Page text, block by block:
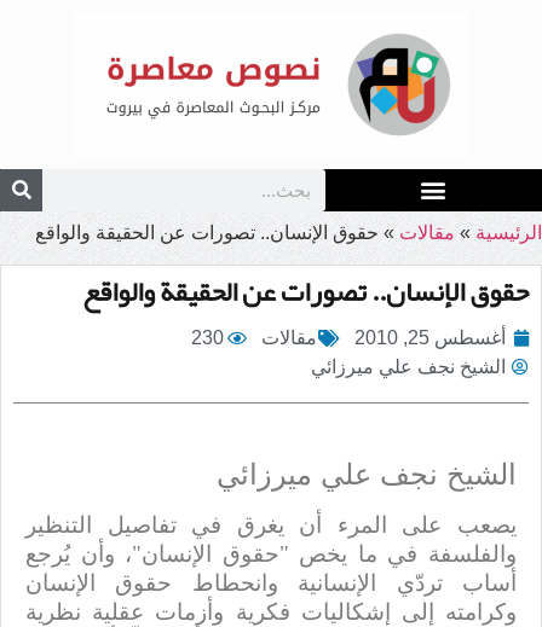
الرئيسية » مقالات » حقوق الإنسان.. تصورات عن الحقيقة والواقع
حقوق الإنسان.. تصورات عن الحقيقة والواقع
أغسطس 25, 2010 مقالات
230
الشيخ نجف علي ميرزائي
الشيخ نجف علي ميرزائي
يصعب على المرء أن يغرق في تفاصيل التنظير
والفلسفة في ما يخص "حقوق الإنسان"، وأن يُرجع
أساب تردّي الإنسانية وانحطاط حقوق الإنسان
وكرامته إلى إشكاليات فكرية وأزمات عقلية نظرية